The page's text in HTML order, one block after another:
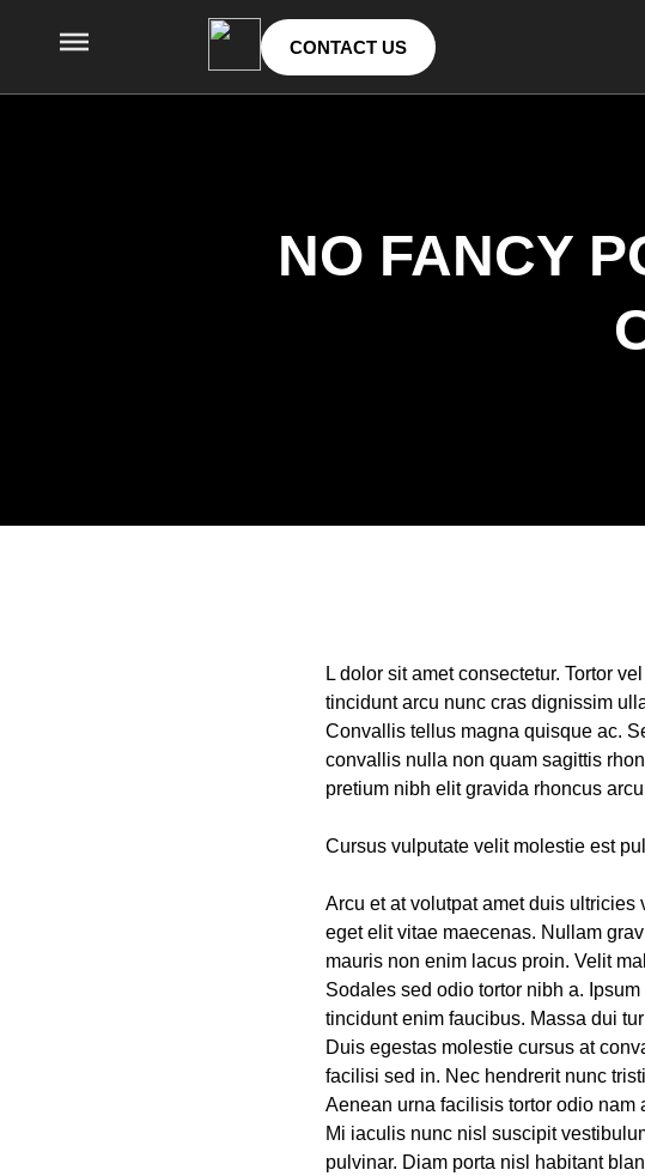
CONTACT US
NO FANCY
L dolor sit amet consectetur. Tortor
tincidunt arcu nunc cras dignissim
Convallis tellus magna quisque ac.
convallis nulla non quam sagittis
pretium nibh elit gravida rhoncus
Cursus vulputate velit molestie est
Arcu et at volutpat amet duis
eget elit vitae maecenas. Nullam
mauris non enim lacus proin. Velit
Sodales sed odio tortor nibh a.
tincidunt enim faucibus. Massa dui
Duis egestas molestie cursus at
facilisi sed in. Nec hendrerit nunc
Aenean urna facilisis tortor odio nam
Mi iaculis nunc nisl suscipit
pulvinar. Diam porta nisl habitant